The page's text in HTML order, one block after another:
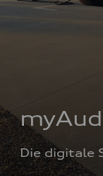
Die digitale